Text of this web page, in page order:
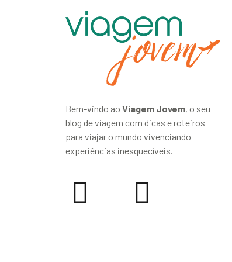
Bem-vindo ao Viagem Jovem, o seu
blog de viagem com dicas e roteiros
para viajar o mundo vivenciando
experiências inesquecíveis.